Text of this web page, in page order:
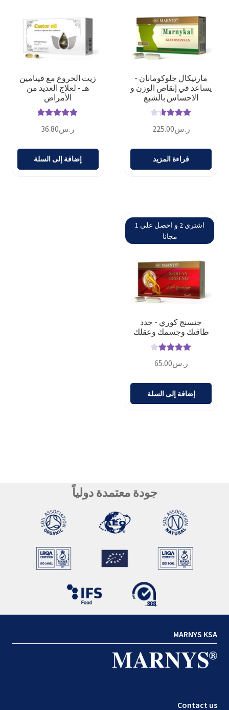
مارنيكال جلوكومانان -
يساعد في إنقاص الوزن و
الاحساس بالشبع
3.67من
ر.س225.00
قراءة المزيد
زيت الخروع مع فيتامين
هـ - لعلاج العديد من
الأمراض
5.00من 5
ر.س36.80
إضافة إلى السلة
اشتري 2 و احصل على 1
مجانا
جنسنج كوري - جدد
طاقتك وجسمك وعقلك
4.14من 5
ر.س65.00
إضافة إلى السلة
جودة معتمدة دولياً
MARNYS KSA
Contact us